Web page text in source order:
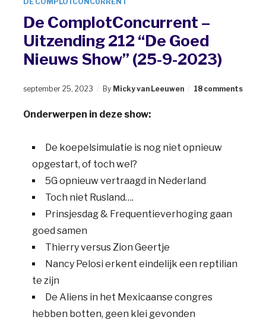
De ComplotConcurrent –
Uitzending 212 “De Goed
Nieuws Show” (25-9-2023)
september 25, 2023 By Micky van Leeuwen 18 comments
Onderwerpen in deze show:
De koepelsimulatie is nog niet opnieuw
opgestart, of toch wel?
5G opnieuw vertraagd in Nederland
Toch niet Rusland….
Prinsjesdag & Frequentieverhoging gaan
goed samen
Thierry versus Zion Geertje
Nancy Pelosi erkent eindelijk een reptilian
te zijn
De Aliens in het Mexicaanse congres
hebben botten, geen klei gevonden